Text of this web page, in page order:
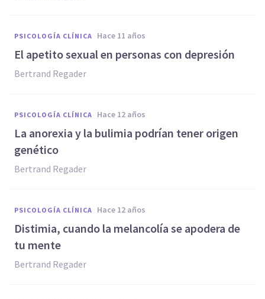
PSICOLOGÍA CLÍNICA hace 11 años
El apetito sexual en personas con depresión
Bertrand Regader
PSICOLOGÍA CLÍNICA hace 12 años
La anorexia y la bulimia podrían tener origen
genético
Bertrand Regader
PSICOLOGÍA CLÍNICA hace 12 años
Distimia, cuando la melancolía se apodera de
tu mente
Bertrand Regader